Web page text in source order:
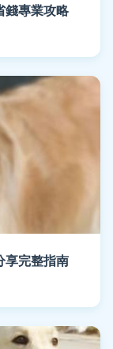
錢專業攻略
享完整指南